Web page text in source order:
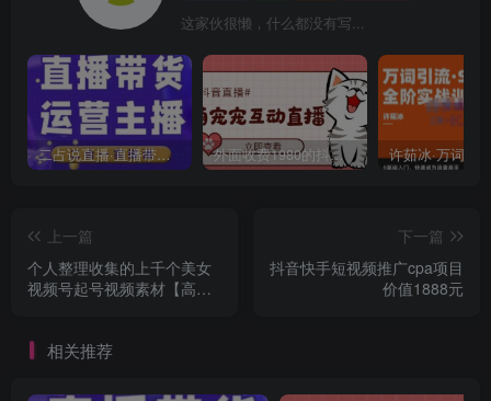
这家伙很懒，什么都没有写...
二占说直播·直播带货主播运营课程，主播运营二合一实操课 外面收费1980的抖音萌宠宠直播项目，可虚拟人直播，抖音报白，实时互动直播【软件+详细教程】
上一篇
个人整理收集的上千个美女
视频号起号视频素材【高清
下一篇
抖音快手短视频推广cpa项目
价值1888元
相关推荐